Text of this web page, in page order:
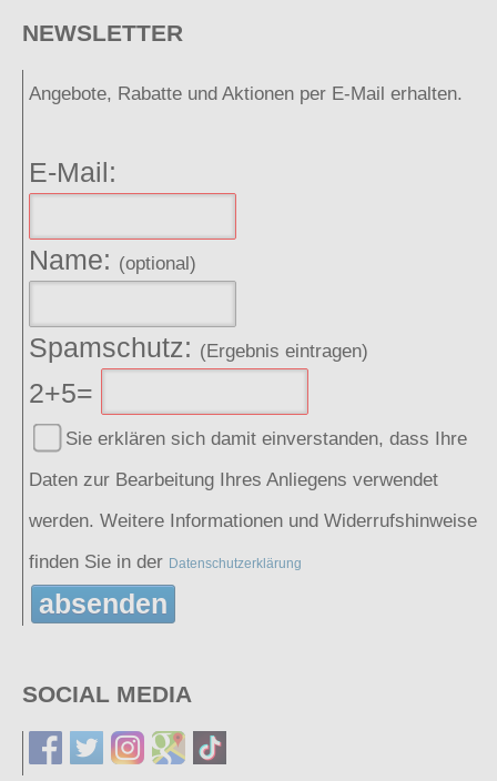
NEWSLETTER
Angebote, Rabatte und Aktionen per E-Mail erhalten.
E-Mail:
Name: (optional)
Spamschutz: (Ergebnis eintragen)
2+5=
Sie erklären sich damit einverstanden, dass Ihre
Daten zur Bearbeitung Ihres Anliegens verwendet
werden. Weitere Informationen und Widerrufshinweise
finden Sie in der Datenschutzerklärung
absenden
SOCIAL MEDIA